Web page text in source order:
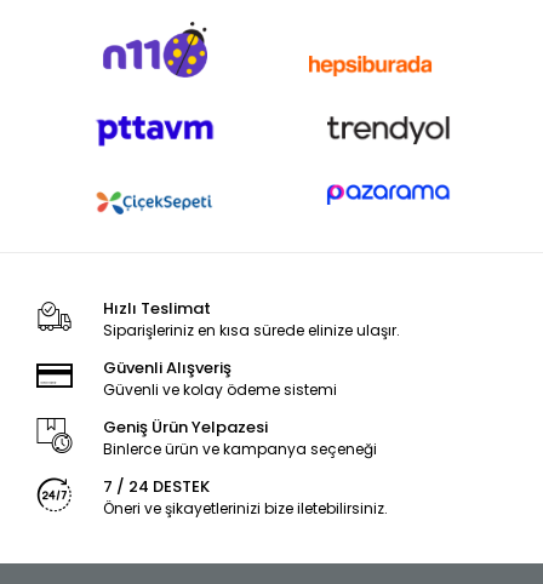
Hızlı Teslimat
Siparişleriniz en kısa sürede elinize ulaşır.
Güvenli Alışveriş
Güvenli ve kolay ödeme sistemi
Geniş Ürün Yelpazesi
Binlerce ürün ve kampanya seçeneği
7 / 24 DESTEK
Öneri ve şikayetlerinizi bize iletebilirsiniz.